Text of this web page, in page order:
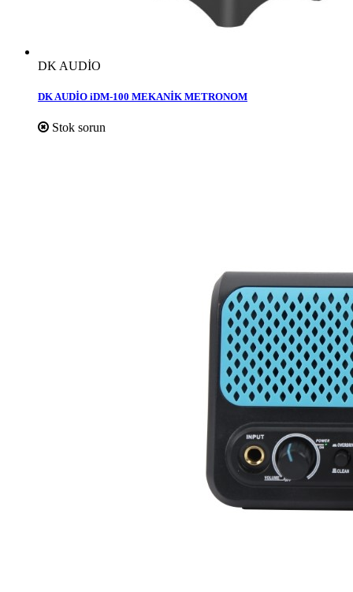
DK AUDİO
DK AUDİO iDM-100 MEKANİK METRONOM
Stok sorun